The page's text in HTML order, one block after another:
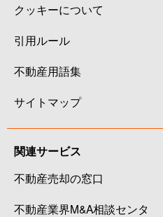
クッキーについて
引用ルール
不動産用語集
サイトマップ
関連サービス
不動産売却の窓口
不動産業界M&A相談センタ